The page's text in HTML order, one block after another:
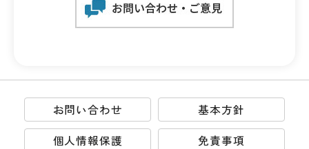
お問い合わせ
基本方針
個人情報保護
免責事項